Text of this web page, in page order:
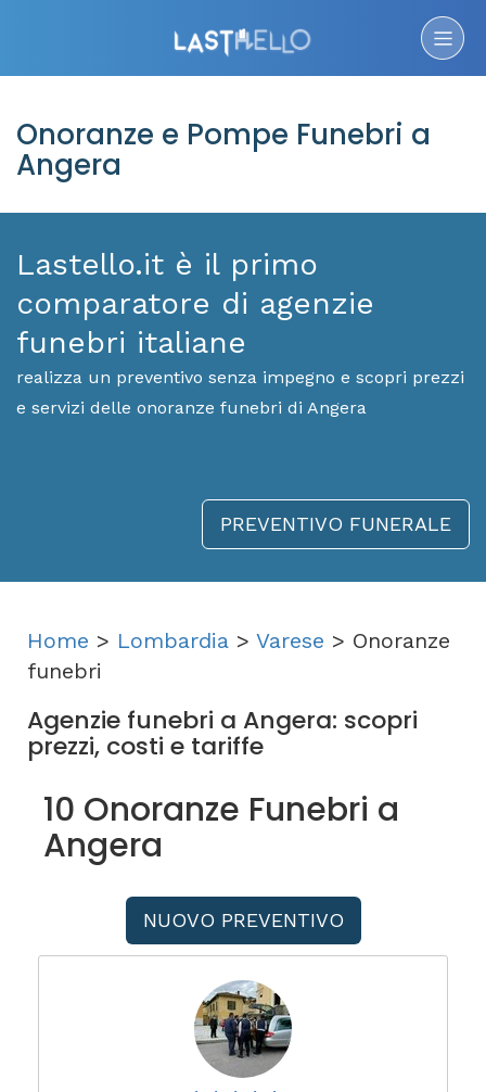
Onoranze e Pompe Funebri a
Angera
Lastello.it è il primo
comparatore di agenzie
funebri italiane
realizza un preventivo senza impegno e scopri prezzi
e servizi delle onoranze funebri di Angera
PREVENTIVO FUNERALE
Home > Lombardia > Varese > Onoranze
funebri
Agenzie funebri a Angera: scopri
prezzi, costi e tariffe
10 Onoranze Funebri a
Angera
NUOVO PREVENTIVO